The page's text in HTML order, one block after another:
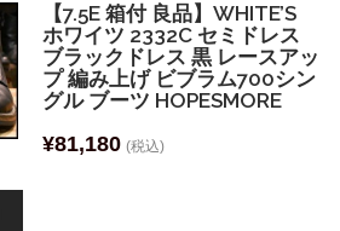
【7.5E 箱付 良品】WHITE’S
ホワイツ 2332C セミドレス
ブラックドレス 黒 レースアッ
プ 編み上げ ビブラム700シン
グル ブーツ HOPESMORE
¥81,180 (税込)